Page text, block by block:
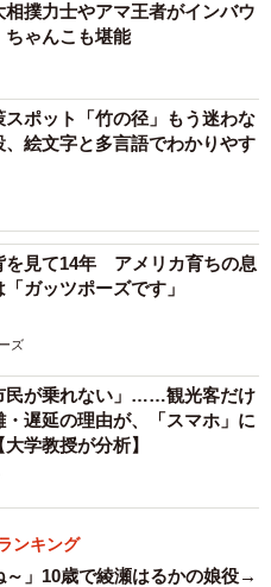
約の場合のルールについて
ている。
いので、
撲力士やアマ王者がインバウ
ゃんこも堪能
ポット「竹の径」もう迷わな
絵文字と多言語でわかりやす
を見て14年 アメリカ育ちの息
ガッツポーズです」
ズ
民が乗れない」……観光客だけ
遅延の理由が、「スマホ」に
学教授が分析】
ンキング
～」10歳で綾瀬はるかの娘役→